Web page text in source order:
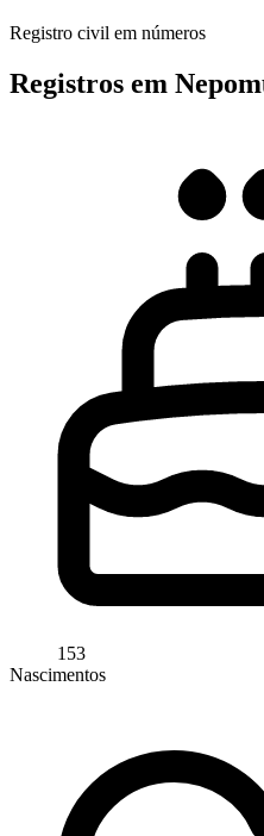
Registro civil em números
Registros em
153
Nascimentos